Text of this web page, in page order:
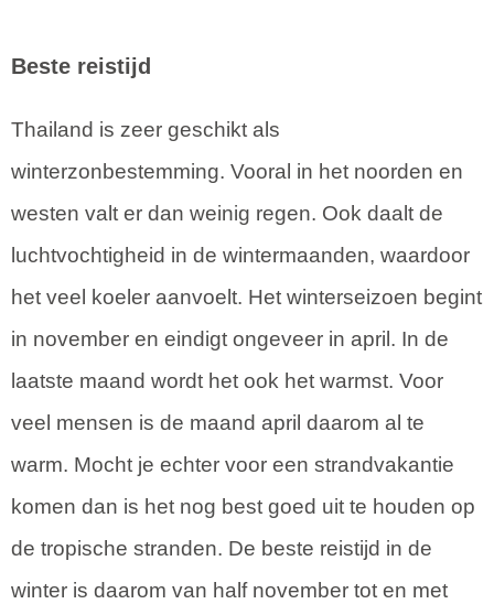
Beste reistijd
Thailand is zeer geschikt als
winterzonbestemming. Vooral in het noorden en
westen valt er dan weinig regen. Ook daalt de
luchtvochtigheid in de wintermaanden, waardoor
het veel koeler aanvoelt. Het winterseizoen begint
in november en eindigt ongeveer in april. In de
laatste maand wordt het ook het warmst. Voor
veel mensen is de maand april daarom al te
warm. Mocht je echter voor een strandvakantie
komen dan is het nog best goed uit te houden op
de tropische stranden. De beste reistijd in de
winter is daarom van half november tot en met